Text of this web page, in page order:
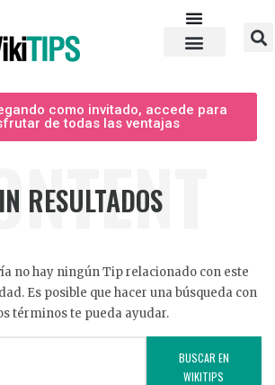
de herramientas
como invitado, accede para
de todas las ventajas
RESULTADOS
no hay ningún Tip relacionado con este
Es posible que hacer una búsqueda con
términos te pueda ayudar.
BUSCAR EN
WIKITIPS